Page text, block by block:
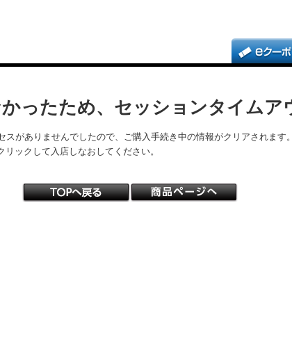
ったため、セッションタイムア
がありませんでしたので、ご購入手続き中の情報がクリアされます。
ックして入店しなおしてください。